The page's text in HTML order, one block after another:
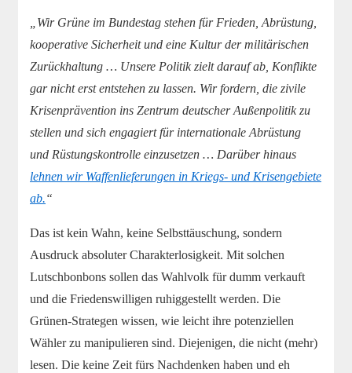
„Wir Grüne im Bundestag stehen für Frieden, Abrüstung,
kooperative Sicherheit und eine Kultur der militärischen
Zurückhaltung … Unsere Politik zielt darauf ab, Konflikte
gar nicht erst entstehen zu lassen. Wir fordern, die zivile
Krisenprävention ins Zentrum deutscher Außenpolitik zu
stellen und sich engagiert für internationale Abrüstung
und Rüstungskontrolle einzusetzen … Darüber hinaus
lehnen wir Waffenlieferungen in Kriegs- und Krisengebiete
ab.“
Das ist kein Wahn, keine Selbsttäuschung, sondern
Ausdruck absoluter Charakterlosigkeit. Mit solchen
Lutschbonbons sollen das Wahlvolk für dumm verkauft
und die Friedenswilligen ruhiggestellt werden. Die
Grünen-Strategen wissen, wie leicht ihre potenziellen
Wähler zu manipulieren sind. Diejenigen, die nicht (mehr)
lesen. Die keine Zeit fürs Nachdenken haben und eh